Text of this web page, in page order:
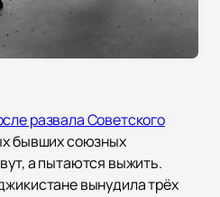
развала Советского
бывших союзных
а пытаются выжить.
вынудила трёх